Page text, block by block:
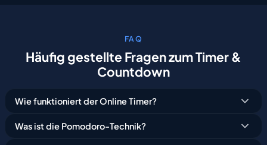
FAQ
Häufiggestellte FragenzumTimer&
Countdown
Wie funktioniert der Online Timer?
Was ist die Pomodoro-Technik?